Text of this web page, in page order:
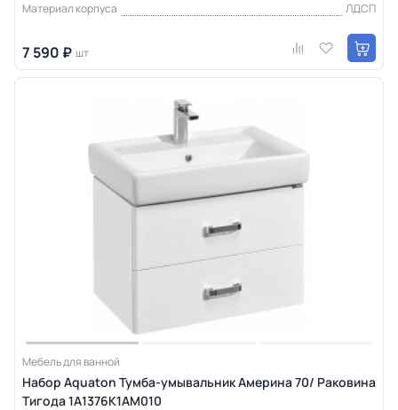
Материал корпуса
ЛДСП
7 590 ₽ шт
Мебель для ванной
Набор Aquaton Тумба-умывальник Америна 70/ Раковина
Тигода 1A1376K1AM010